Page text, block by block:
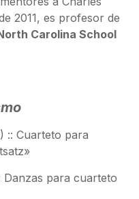
2011, es profesor de
Carolina School
:: Cuarteto para
Danzas para cuarteto